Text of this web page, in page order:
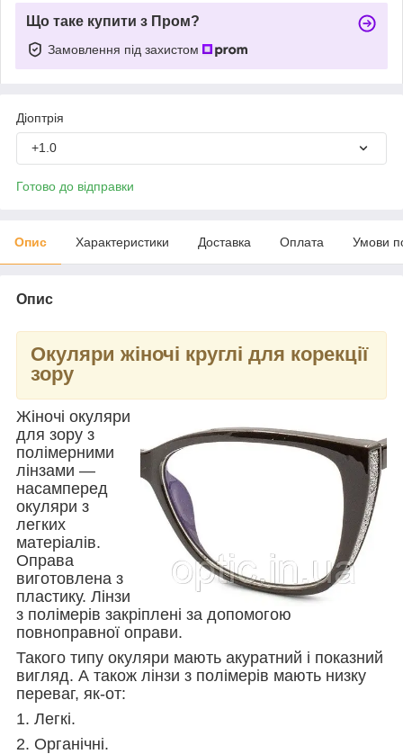
Що таке купити з Пром?
Замовлення під захистом
Діоптрія
+1.0
Готово до відправки
Опис Характеристики Доставка Оплата Умови
Опис
Окуляри жіночі круглі для корекції
зору
Жіночі окуляри
для зору з
полімерними
лінзами —
насамперед
окуляри з
легких
матеріалів.
Оправа
виготовлена з
пластику. Лінзи
з полімерів закріплені за допомогою
повноправної оправи.
Такого типу окуляри мають акуратний і показний
вигляд. А також лінзи з полімерів мають низку
переваг, як-от:
1. Легкі.
2. Органічні.